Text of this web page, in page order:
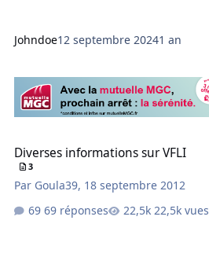
Johndoe12 septembre 20241 an
Diverses informations sur VFLI
3
Par Goula39, 18 septembre 2012
69 réponses
22,5k vues